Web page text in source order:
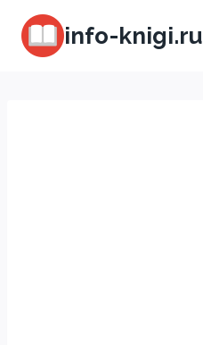
Перейти
содержимому
info-knigi.ru